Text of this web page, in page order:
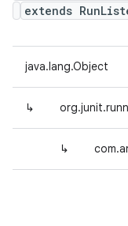
extends
java.lang.Object
↳
↳